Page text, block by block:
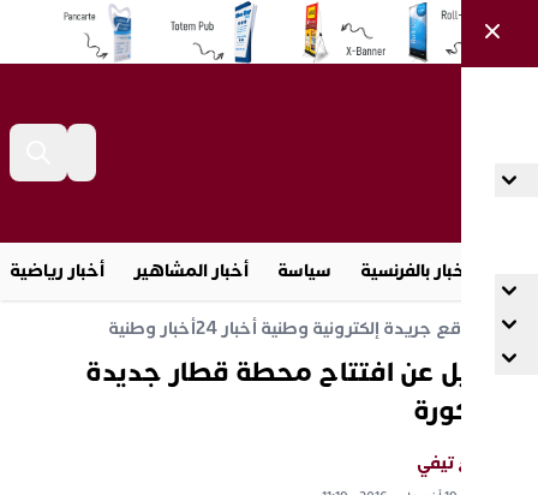
أخبار بالفرنسية سياسة أخبار المشاهير أخبار رياضية
واقع جريدة إلكترونية وطنية أخبار 24 أخبار وطنية
عن افتتاح محطة قطار جديدة
تيفي